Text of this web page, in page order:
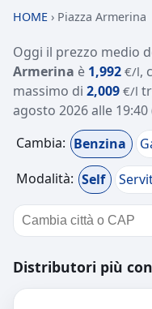
HOME › Piazza Armerina
Oggi il prezzo medio
Armerina è 1,992 €/l,
massimo di 2,009 €/l
agosto 2026 alle 19:40
Cambia: Benzina
Modalità: Self
Distributori più